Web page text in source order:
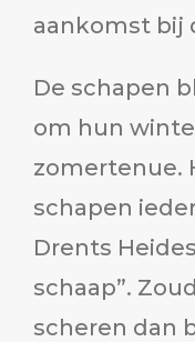
aankomst bij
De schapen
om hun
zomertenue.
schapen
Drents
schaap”.
scheren dan